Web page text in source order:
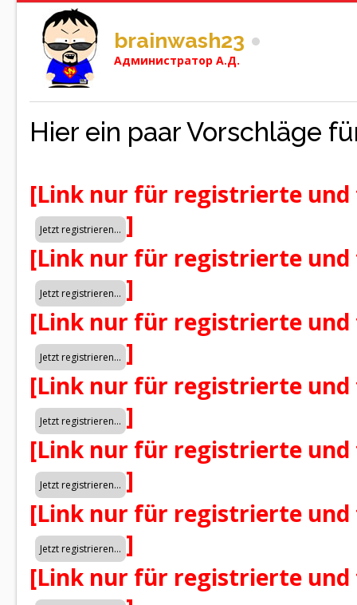
brainwash23
Администратор A.Д.
Hier ein paar Vorschläge
[Link nur für registrierte
]
[Link nur für registrierte
]
[Link nur für registrierte
]
[Link nur für registrierte
]
[Link nur für registrierte
]
[Link nur für registrierte
]
[Link nur für registrierte